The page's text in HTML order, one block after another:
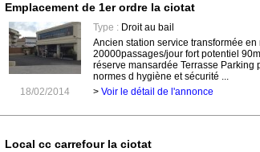
Emplacement de 1er ordre la ciotat
18/02/2014
Type :Droit au bail
Ancien station service transformée en
20000passages/jour fort potentiel
réserve mansardée Terrasse Parking
normes d hygiène et sécurité ...
> Voir le détail de l'annonce
Local cc carrefour la ciotat